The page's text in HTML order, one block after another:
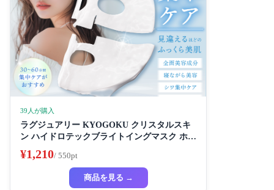
39人が購入
ラグジュアリー KYOGOKU クリスタルスキ
ン ハイドロテックブライトイングマスク ホワ
イトニングマスク 超濃厚保湿 ホワイトニング
フェイスパック ビューティーサロン監修者 シ
ートマスク ハイドラ 美容液
¥1,210/ 550pt
商品を見る →